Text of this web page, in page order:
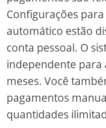
Configurações
automático estão
conta pessoal. O
independente para
meses. Você
pagamentos
quantidades